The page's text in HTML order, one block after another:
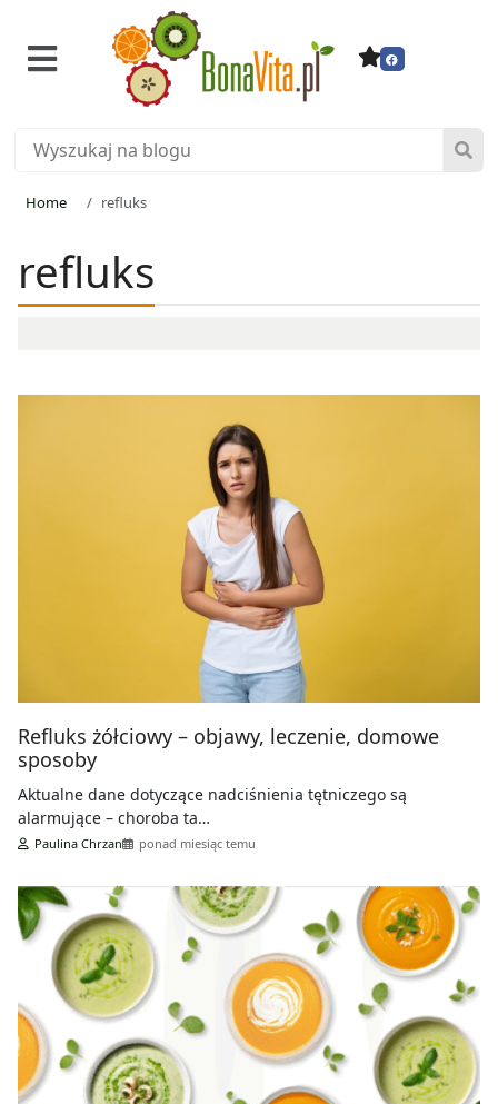
Home refluks
refluks
Refluks żółciowy – objawy, leczenie, domowe
sposoby
Aktualne dane dotyczące nadciśnienia tętniczego są
alarmujące – choroba ta…
Paulina Chrzan ponad miesiąc temu